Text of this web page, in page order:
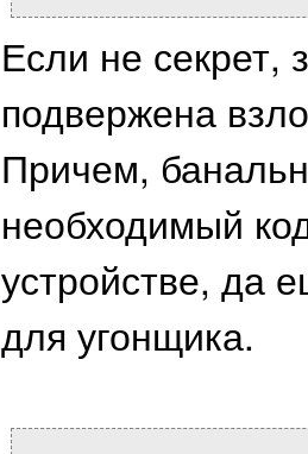
Если не секрет,
подвержена
Причем,
необходимый
устройстве, да
для угонщика.